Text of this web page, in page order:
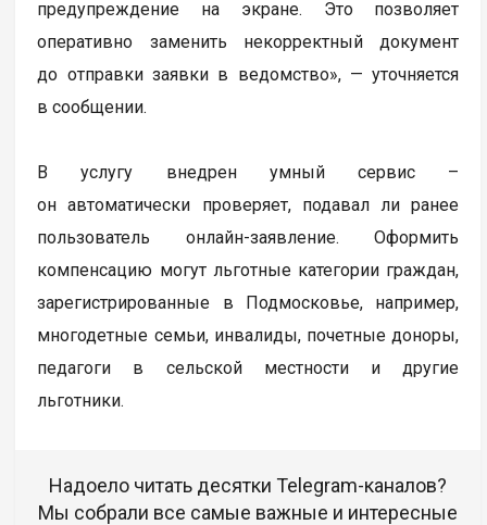
предупреждение на экране. Это позволяет
оперативно заменить некорректный документ
до отправки заявки в ведомство», — уточняется
в сообщении.
В услугу внедрен умный сервис –
он автоматически проверяет, подавал ли ранее
пользователь онлайн-заявление. Оформить
компенсацию могут льготные категории граждан,
зарегистрированные в Подмосковье, например,
многодетные семьи, инвалиды, почетные доноры,
педагоги в сельской местности и другие
льготники.
Надоело читать десятки Telegram-каналов?
Мы собрали все самые важные и интересные